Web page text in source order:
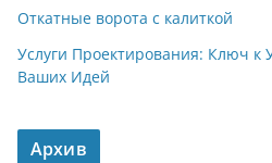
Откатные ворота с калиткой
Услуги Проектирования: Ключ к
Ваших Идей
Архив